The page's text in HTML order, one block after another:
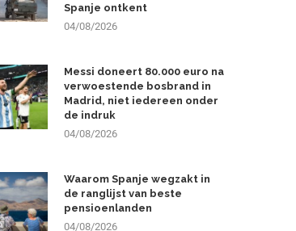
Spanje ontkent
04/08/2026
Messi doneert 80.000 euro na
verwoestende bosbrand in
Madrid, niet iedereen onder
de indruk
04/08/2026
Waarom Spanje wegzakt in
de ranglijst van beste
pensioenlanden
04/08/2026